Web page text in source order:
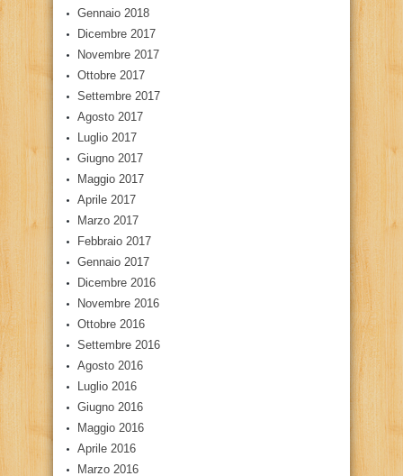
Gennaio 2018
Dicembre 2017
Novembre 2017
Ottobre 2017
Settembre 2017
Agosto 2017
Luglio 2017
Giugno 2017
Maggio 2017
Aprile 2017
Marzo 2017
Febbraio 2017
Gennaio 2017
Dicembre 2016
Novembre 2016
Ottobre 2016
Settembre 2016
Agosto 2016
Luglio 2016
Giugno 2016
Maggio 2016
Aprile 2016
Marzo 2016